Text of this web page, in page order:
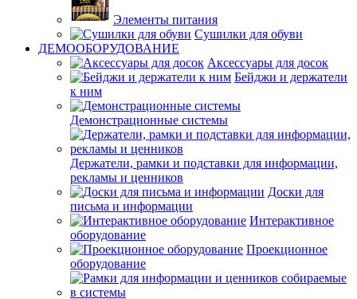
Элементы питания
Сушилки для обуви
ДЕМООБОРУДОВАНИЕ
Аксессуары для досок
Бейджи и держатели
к ним
Демонстрационные системы
Держатели, рамки и подставки для информации,
рекламы и ценников
Доски для
письма и информации
Интерактивное
оборудование
Проекционное
оборудование